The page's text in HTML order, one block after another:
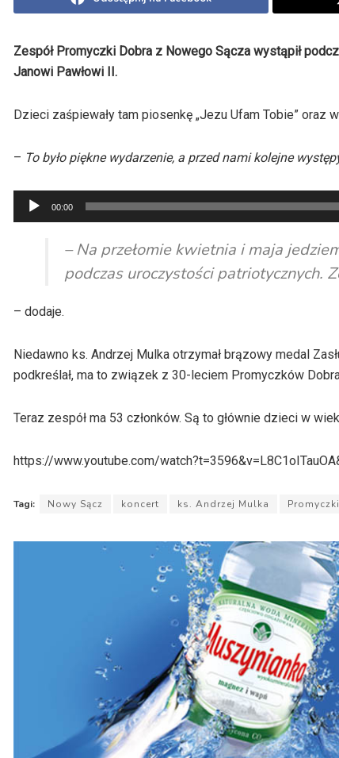
Zespół Promyczki Dobra z Nowego Sącza wystąpił
Janowi Pawłowi II.
Dzieci zaśpiewały tam piosenkę „Jezu Ufam Tobie” oraz
– To było piękne wydarzenie, a przed nami kolejne
Odtwarzacz
plików
dźwiękowych
00:00
– Na przełomie kwietnia i maja
podczas uroczystości patriotycznych.
– dodaje.
Niedawno ks. Andrzej Mulka otrzymał brązowy medal
podkreślał, ma to związek z 30-leciem Promyczków
Teraz zespół ma 53 członków. Są to głównie dzieci w
https://www.youtube.com/
Tagi: Nowy Sącz koncert ks. Andrzej Mulka